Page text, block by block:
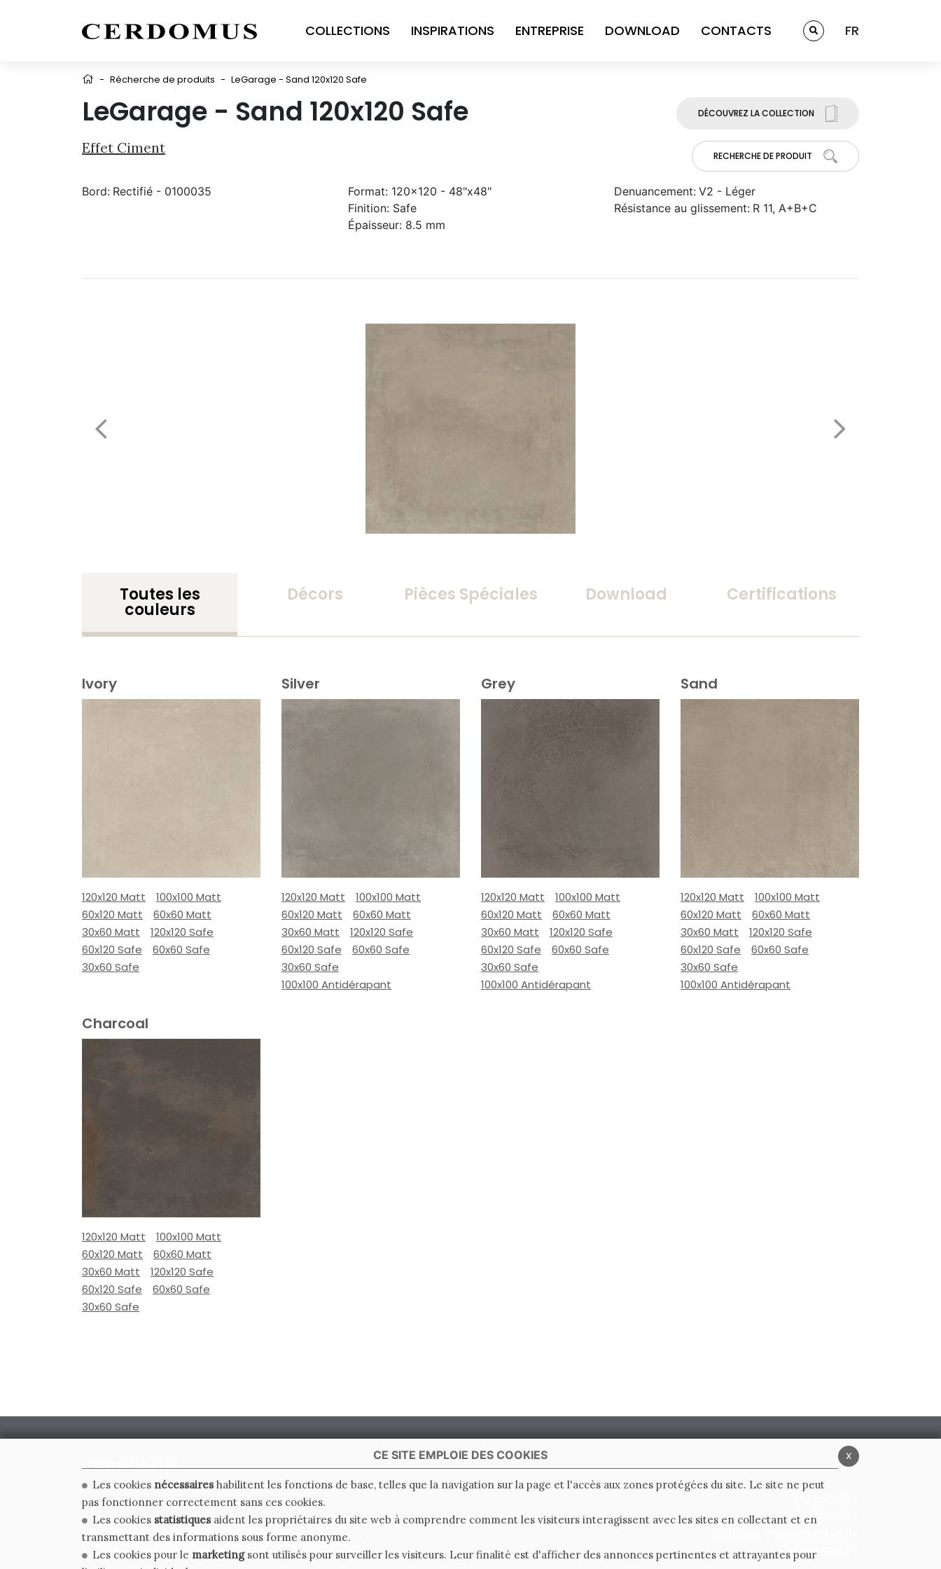
COLLECTIONS INSPIRATIONS ENTREPRISE DOWNLOAD CONTACTS FR
- Récherche de produits - LeGarage - Sand 120x120 Safe
LeGarage - Sand 120x120 Safe
Effet Ciment
DÉCOUVREZ LA COLLECTION
RECHERCHE DE PRODUIT
Bord: Rectifié - 0100035 Format: 120x120 - 48"x48"
Finition: Safe
Épaisseur: 8.5 mm
Denuancement: V2 - Léger
Résistance au glissement: R 11, A+B+C
Toutes les
couleurs
Décors Pièces Spéciales Download Certifications
Ivory
120x120 Matt
100x100 Matt
60x120 Matt
60x60 Matt
30x60 Matt
120x120 Safe
60x120 Safe
60x60 Safe
30x60 Safe
Silver
120x120 Matt
100x100 Matt
60x120 Matt
60x60 Matt
30x60 Matt
120x120 Safe
60x120 Safe
60x60 Safe
30x60 Safe
100x100 Antidérapant
Grey
120x120 Matt
100x100 Matt
60x120 Matt
60x60 Matt
30x60 Matt
120x120 Safe
60x120 Safe
60x60 Safe
30x60 Safe
100x100 Antidérapant
Sand
120x120 Matt
100x100 Matt
60x120 Matt
60x60 Matt
30x60 Matt
120x120 Safe
60x120 Safe
60x60 Safe
30x60 Safe
100x100 Antidérapant
Charcoal
120x120 Matt
100x100 Matt
60x120 Matt
60x60 Matt
30x60 Matt
120x120 Safe
60x120 Safe
60x60 Safe
30x60 Safe
CERDOMUS S.R.L.
Via Emilia Ponente, 1000 - 48014 Castel Bolognese (RA) Italy
Tel. +39.0546.652111 - Email: info@cerdomus.com
Codice Fiscale e numero iscrizione al registro imprese di Ravenna
02620780391 - REA RA 217992 - Capitale Sociale Euro 20.000.000 i.v.
Cookie Policy
Whistleblowing
x
CE SITE EMPLOIE DES COOKIES
Les cookies nécessaireshabilitent les fonctions de base, telles que la navigation sur la page et l'accès aux zones protégées du site. Le site ne peut
pas fonctionner correctement sans ces cookies.
Les cookies statistiquesaident les propriétaires du site web à comprendre comment les visiteurs interagissent avec les sites en collectant et en
transmettant des informations sous forme anonyme.
Les cookies pour le marketingsont utilisés pour surveiller les visiteurs. Leur finalité est d'afficher des annonces pertinentes et attrayantes pour